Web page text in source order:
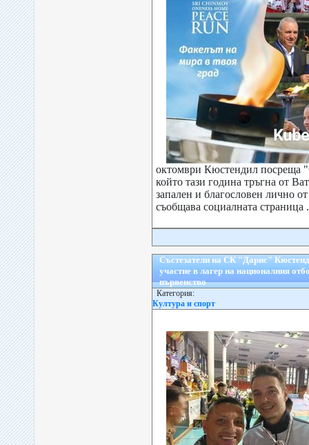
октомври Кюстендил посреща
който тази година тръгна от
запален и благословен лично
съобщава социалната страница
Състезатели на СК "Дарис"
участие в лагер на националния
първенство
Категория:
Култура и спорт